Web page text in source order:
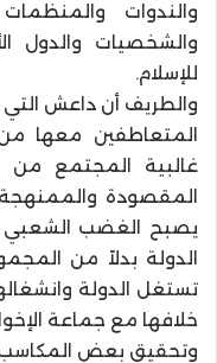
والندوات
والشخصيات والدول
للإسلام.
والطريف أن داعش التي
المتعاطفين معها
غالبية المجتمع من
المقصودة
يصبح الغضب
الدولة بدلاً من
تستغل الدولة
خلافها مع جماعة
وتحقيق بعض